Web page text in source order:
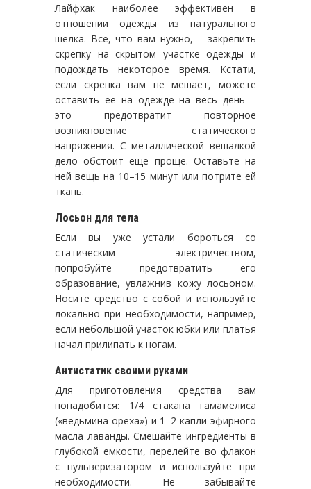
Лайфхак наиболее эффективен в
отношении одежды из натурального
шелка. Все, что вам нужно, – закрепить
скрепку на скрытом участке одежды и
подождать некоторое время. Кстати,
если скрепка вам не мешает, можете
оставить ее на одежде на весь день –
это предотвратит повторное
возникновение статического
напряжения. С металлической вешалкой
дело обстоит еще проще. Оставьте на
ней вещь на 10–15 минут или потрите ей
ткань.
Лосьон для тела
Если вы уже устали бороться со
статическим электричеством,
попробуйте предотвратить его
образование, увлажнив кожу лосьоном.
Носите средство с собой и используйте
локально при необходимости, например,
если небольшой участок юбки или платья
начал прилипать к ногам.
Антистатик своими руками
Для приготовления средства вам
понадобится: 1/4 стакана гамамелиса
(«ведьмина ореха») и 1–2 капли эфирного
масла лаванды. Смешайте ингредиенты в
глубокой емкости, перелейте во флакон
с пульверизатором и используйте при
необходимости. Не забывайте